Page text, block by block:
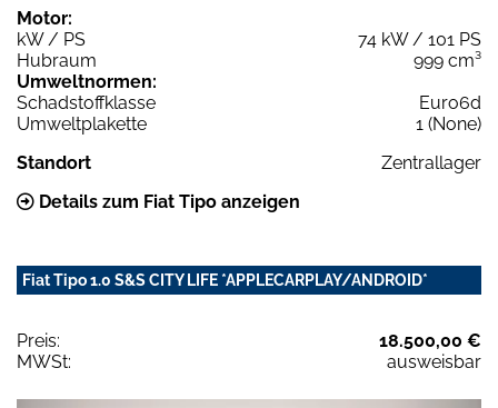
Motor:
kW / PS
74 kW / 101 PS
Hubraum
999 cm³
Umweltnormen:
Schadstoffklasse
Euro6d
Umweltplakette
1 (None)
Standort
Zentrallager
Details zum Fiat Tipo anzeigen
Fiat Tipo 1.0 S&S CITY LIFE *APPLECARPLAY/ANDROID*
Preis:
18.500,00 €
MWSt:
ausweisbar